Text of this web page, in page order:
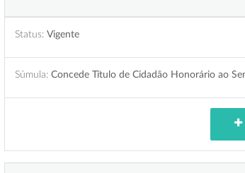
Status: Vigente
Súmula: Concede Título de Cidadão Honorário ao